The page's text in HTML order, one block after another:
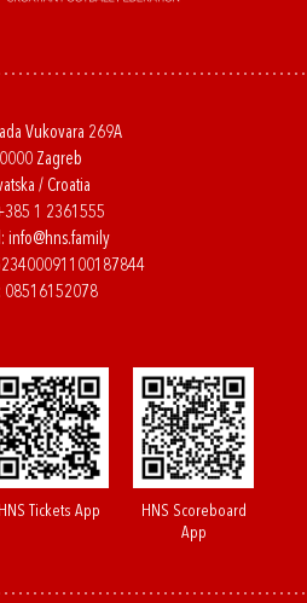
Vukovara 269A
Zagreb
/ Croatia
1 2361555
info@hns.family
08516152078
HNS Tickets App
HNS Scoreboard
App